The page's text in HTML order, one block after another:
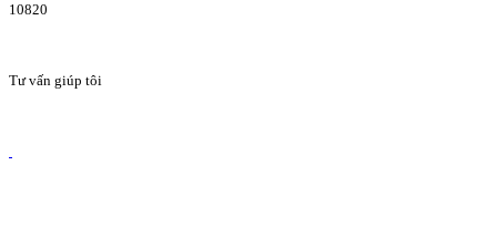
10820
Tư vấn giúp tôi